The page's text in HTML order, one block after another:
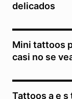
delicados
Mini tattoos
casi no se
Tattoos a e s t h e t i c para chicas que quieren